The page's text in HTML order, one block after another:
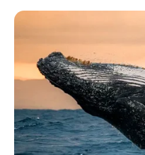
HOME
INSPIRASI
STYLE
FILM &
SERIES
NGAKAK
QUOTES
HYPE
MORE